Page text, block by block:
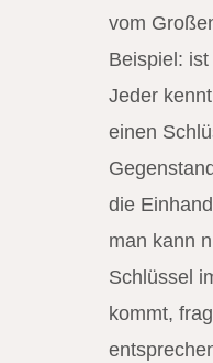
vom
Beispiel:
Jeder
einen
die
man kann
Schlüssel
kommt,